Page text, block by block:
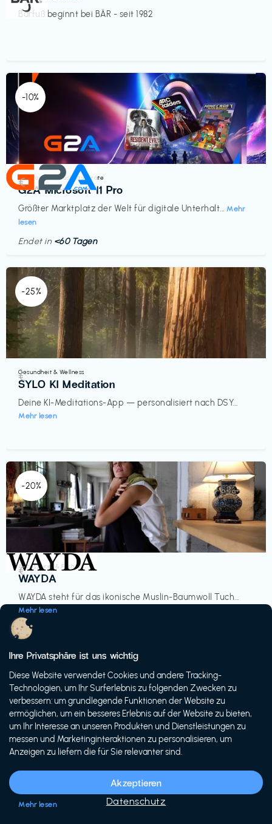
Barfuß beginnt bei BÄR - seit 1982
-10%
Elektronik & Haushaltsgeräte
G2A Microsoft 11 Pro
Größter Marktplatz der Welt für digitale Unterhalt... Mehr
lesen
€‎
Endet in <60 Tagen
-25%
Gesundheit & Wellness
SYLO KI Meditation
Deine KI-Meditations-App — personalisiert nach DSY...
Mehr lesen
€‎
-20%
Accessoires & Fashion
WAYDA
WAYDA steht für das ikonische Muslin-Baumwoll Tuch...
Mehr lesen
€‎
-20%
Siech Cycles
Entdecke den Schweizer Brand für urbane Fahrräder...
Mehr lesen
Ihre Privatsphäre ist uns wichtig
Diese Website verwendet Cookies und andere Tracking-
Technologien, um Ihr Surferlebnis zu folgenden Zwecken zu
verbessern: um grundlegende Funktionen der Website zu
ermöglichen, um ein besseres Erlebnis auf der Website zu bieten,
um Ihr Interesse an unseren Produkten und Dienstleistungen zu
messen und Marketinginteraktionen zu personalisieren, um
Anzeigen zu liefern die für Sie relevanter sind.
Akzeptieren
Datenschutz